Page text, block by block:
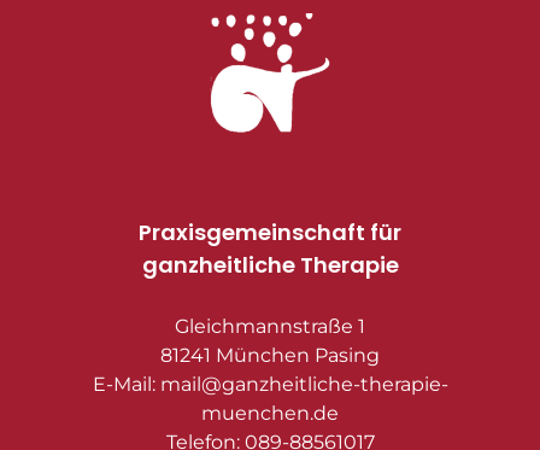
Praxisgemeinschaft für
ganzheitliche Therapie
Gleichmannstraße 1
81241 München Pasing
E-Mail: mail@ganzheitliche-therapie-
muenchen.de
Telefon: 089-88561017